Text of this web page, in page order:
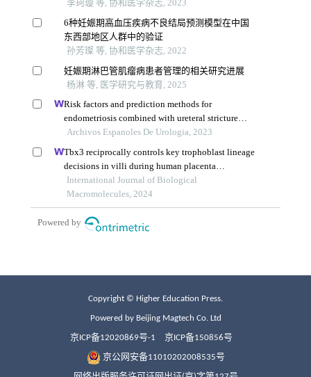
Copyright © Higher Education Press.
Powered by Beijing Magtech Co. Ltd
京ICP备12020869号-1 京ICP备150856号
京公网安备11010202008535号